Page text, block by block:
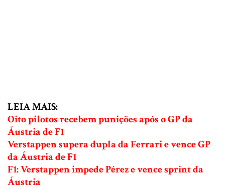
LEIA MAIS:
Oito pilotos recebem punições após o GP da
Áustria de F1
Verstappen supera dupla da Ferrari e vence GP
da Áustria de F1
F1: Verstappen impede Pérez e vence sprint da
Áustria